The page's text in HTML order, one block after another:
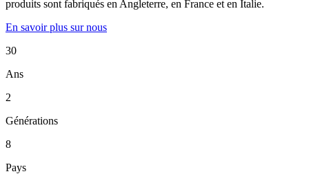
produits sont fabriqués en Angleterre, en France et en Italie.
En savoir plus sur nous
30
Ans
2
Générations
8
Pays